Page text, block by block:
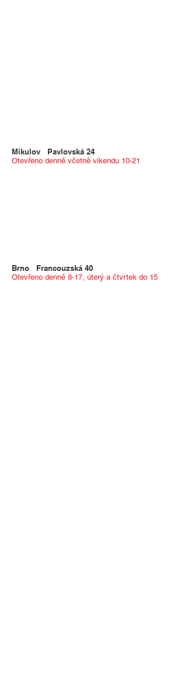
Mikulov Pavlovská 24
Otevřeno denně včetně víkendu 10-21
Brno Francouzská 40
Otevřeno denně 8-17, úterý a čtvrtek do 15